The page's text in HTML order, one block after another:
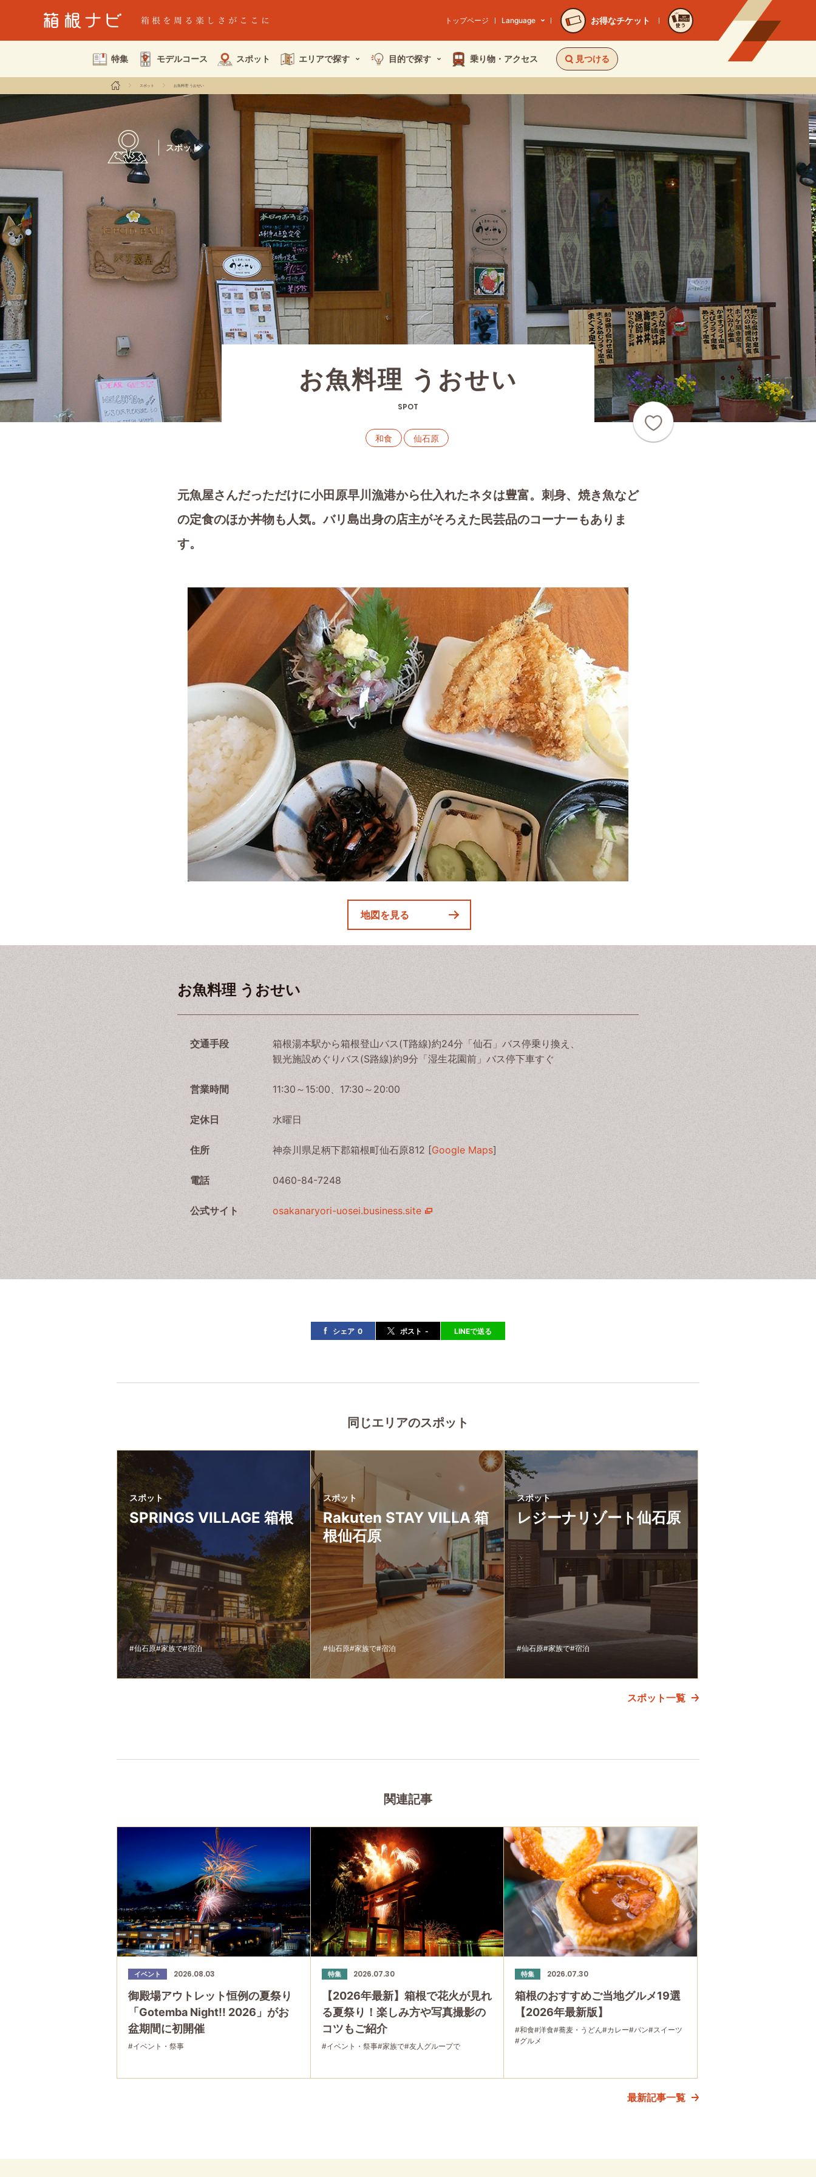
トップページ Language お得なチケット
使う
特集 モデルコース スポット エリアで探す 目的で探す 乗り物・ アクセス 見つける
スポット お魚料理 うおせい
スポット
お魚料理 うおせい
SPOT
和食 仙石原
元魚屋さんだっただけに小田原早川漁港から仕入れたネタは豊富。刺身、焼き魚など
の定食のほか丼物も人気。バリ島出身の店主がそろえた民芸品のコーナーもありま
す。
地図を見る
お魚料理 うおせい
交通手段
箱根湯本駅から箱根登山バス(T路線)約24分「仙石」バス停乗り換え、
観光施設めぐりバス(S路線)約9分「湿生花園前」バス停下車すぐ
営業時間 11:30～15:00、17:30～20:00
定休日 水曜日
住所 神奈川県足柄下郡箱根町仙石原812 [Google Maps]
電話 0460-84-7248
公式サイト osakanaryori-uosei.business.site
シェア 0 ポスト - LINEで送る
同じエリアのスポット
スポット
SPRINGS VILLAGE 箱根
#仙石原#家族で#宿泊
スポット
Rakuten STAY VILLA 箱
根仙石原
#仙石原#家族で#宿泊
スポット
レジーナリゾート仙石原
#仙石原#家族で#宿泊
スポット一覧
関連記事
イベント 2026.08.03
御殿場アウトレット恒例の夏祭り
「Gotemba Night!! 2026」がお
盆期間に初開催
#イベント・祭事
特集 2026.07.30
【2026年最新】箱根で花火が見れ
る夏祭り！楽しみ方や写真撮影の
コツもご紹介
#イベント・祭事#家族で#友人グループで
特集 2026.07.30
箱根のおすすめご当地グルメ19選
【2026年最新版】
#和食#洋食#蕎麦・うどん#カレー#パン#スイーツ
#グルメ
最新記事一覧